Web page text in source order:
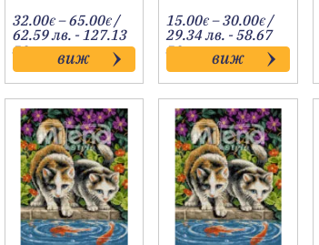
32.00€ –65.00€Price
range:
32.00€
through
65.00€
/
62.59 лв. - 127.13
лв. виж
15.00€ –30.00€Price
range:
15.00€
through
30.00€
/
29.34 лв. - 58.67
лв. виж